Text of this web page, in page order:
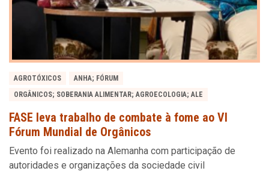
AGROTÓXICOS
ANHA; FÓRUM
ORGÂNICOS; SOBERANIA ALIMENTAR; AGROECOLOGIA; ALE
FASE leva trabalho de combate à fome ao VI
Fórum Mundial de Orgânicos
Evento foi realizado na Alemanha com participação de
autoridades e organizações da sociedade civil